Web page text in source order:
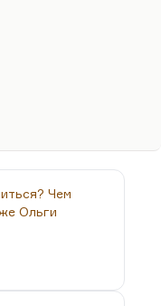
близости.
что
же и Шишкин
волосе» как
беспрерывный
в котором
Вот это
Чем
Ольги